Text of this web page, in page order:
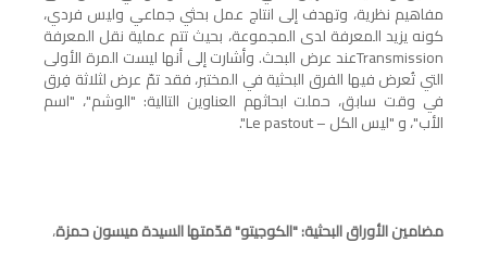
مفاهيم نظرية، وتهدف إلى انتاج عمل بحثي جماعي وليس فردي،
كونه يزيد المعرفة لدى المجموعة، بحيث تتم عملية نقل المعرفة
Transmissionعند عرض البحث. وأشارت إلى أنها ليست المرة الأولى
التي تُعرض فيها الفرق البحثية في المختبر، فقد تمّ عرض لثلاثة فِرق
في وقت سابق، حملت ابحاثهم العناوين التالية: "الوشم"، "اسم
الأب"، و "ليس الكل –Le pastout
".
مضامين الأوراق البحثية: "الكوجيتو" قدّمتها السيدة ميسون حمزة،